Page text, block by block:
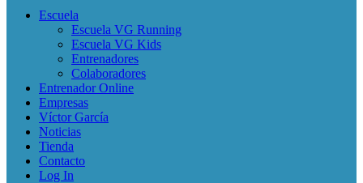
Escuela
Escuela VG Running
Escuela VG Kids
Entrenadores
Colaboradores
Entrenador Online
Empresas
Víctor García
Noticias
Tienda
Contacto
Log In